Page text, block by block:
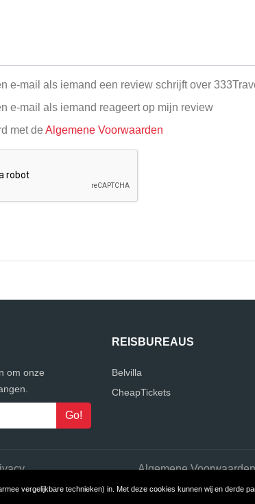
vergelijkbare technieken) in. Met deze cookies kunnen wij en derde
e-mail als iemand een review schrijft over
e-mail als iemand reageert op mijn review
met de Algemene Voorwaarden
om onze
REISBUREAUS
Belvilla
CheapTickets
Algemene Voorwaarden
ReisbureauVergelijker Build review sites with